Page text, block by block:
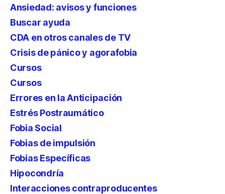
Ansiedad: avisos y funciones
Buscar ayuda
CDA en otros canales de TV
Crisis de pánico y agorafobia
Cursos
Cursos
Errores en la Anticipación
Estrés Postraumático
Fobia Social
Fobias de impulsión
Fobias Específicas
Hipocondría
Interacciones contraproducentes